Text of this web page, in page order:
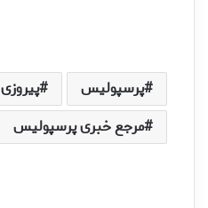
پرسپولیس پیروزی
مرجع خبری پرسپولیس